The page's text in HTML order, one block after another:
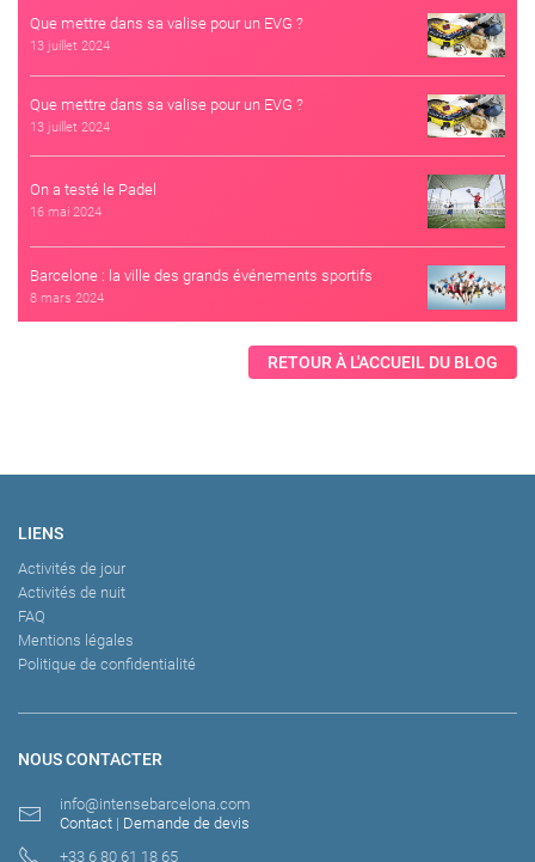
Que mettre dans sa valise pour un EVG ?
13 juillet 2024
Que mettre dans sa valise pour un EVG ?
13 juillet 2024
On a testé le Padel
16 mai 2024
Barcelone : la ville des grands événements sportifs
8 mars 2024
RETOUR À L'ACCUEIL DU BLOG
NOUS CONTACTER
info@intensebarcelona.com
Contact | Demande de devis
+33 6 80 61 18 65
LIENS
Activités de jour
Activités de nuit
FAQ
Mentions légales
Politique de confidentialité